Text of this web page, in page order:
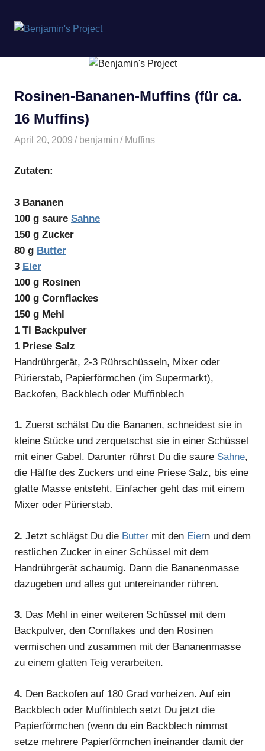
springen
Project
Rosinen-Bananen-Muffins (für ca.
16 Muffins)
April 20, 2009 benjamin Muffins
Zutaten:
3 Bananen
100 g saure Sahne
150 g Zucker
80 g Butter
3 Eier
100 g Rosinen
100 g Cornflackes
150 g Mehl
1 Tl Backpulver
1 Priese Salz
Handrührgerät, 2-3 Rührschüsseln, Mixer oder
Pürierstab, Papierförmchen (im Supermarkt),
Backofen, Backblech oder Muffinblech
1. Zuerst schälst Du die Bananen, schneidest sie in
kleine Stücke und zerquetschst sie in einer Schüssel
mit einer Gabel. Darunter rührst Du die saure Sahne,
die Hälfte des Zuckers und eine Priese Salz, bis eine
glatte Masse entsteht. Einfacher geht das mit einem
Mixer oder Pürierstab.
2. Jetzt schlägst Du die Butter mit den Eiern und dem
restlichen Zucker in einer Schüssel mit dem
Handrührgerät schaumig. Dann die Bananenmasse
dazugeben und alles gut untereinander rühren.
3. Das Mehl in einer weiteren Schüssel mit dem
Backpulver, den Cornflakes und den Rosinen
vermischen und zusammen mit der Bananenmasse
zu einem glatten Teig verarbeiten.
4. Den Backofen auf 180 Grad vorheizen. Auf ein
Backblech oder Muffinblech setzt Du jetzt die
Papierförmchen (wenn du ein Backblech nimmst
setze mehrere Papierförmchen ineinander damit der